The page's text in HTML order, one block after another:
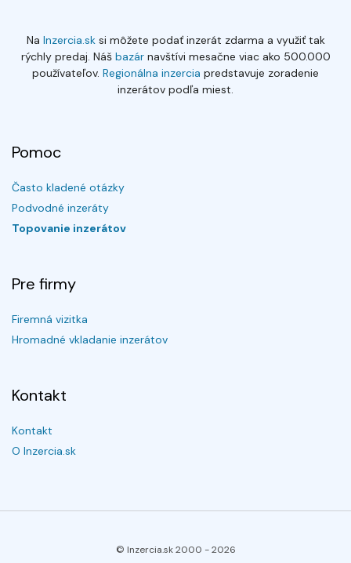
Na Inzercia.sksi môžete podať inzerát zdarma a využiť tak
rýchly predaj. Náš bazárnavštívi mesačne viac ako 500.000
používateľov. Regionálna inzercia predstavuje zoradenie
inzerátov podľa miest.
Pomoc
Často kladené otázky
Podvodné inzeráty
Topovanie inzerátov
Pre firmy
Firemná vizitka
Hromadné vkladanie inzerátov
Kontakt
Kontakt
O Inzercia.sk
© Inzercia.sk 2000 -2026